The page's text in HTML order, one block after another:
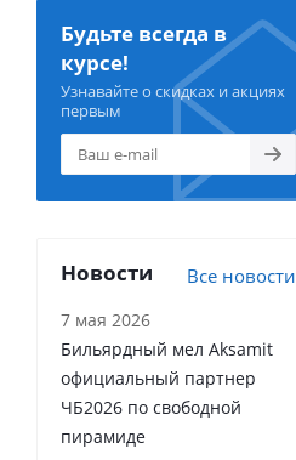
Будьте всегда в
курсе!
Узнавайте о скидках и акциях
первым
Новости Все новости
7 мая 2026
Бильярдный мел Aksamit
официальный партнер
ЧБ2026 по свободной
пирамиде